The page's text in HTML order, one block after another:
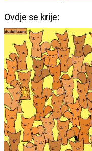
Ovdje se krije: